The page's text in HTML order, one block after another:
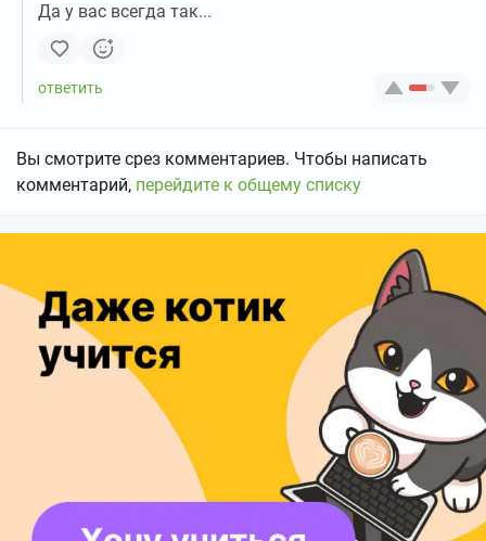
Да у вас всегда так...
Вы смотрите срез комментариев. Чтобы написать
комментарий, перейдите к общему списку